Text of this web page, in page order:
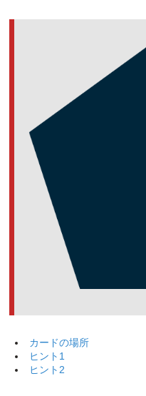
カードの場所
ヒント1
ヒント2